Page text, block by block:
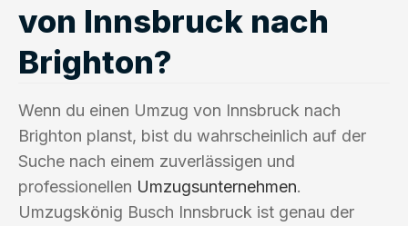
von Innsbruck nach
Brighton?
Wenn du einen Umzug von Innsbruck nach
Brighton planst, bist du wahrscheinlich auf der
Suche nach einem zuverlässigen und
professionellen Umzugsunternehmen.
Umzugskönig Busch Innsbruck ist genau der